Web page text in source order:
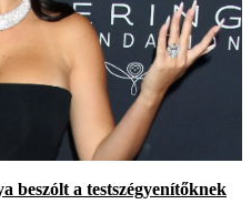
beszólt a testszégyenítőknek